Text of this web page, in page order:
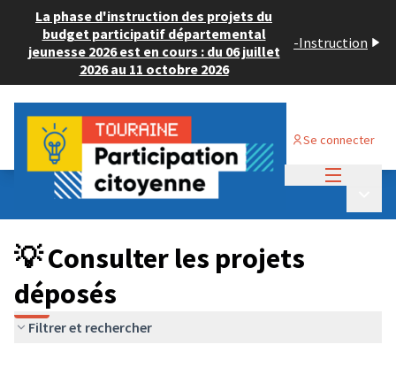
La phase d'instruction des projets du
budget participatif départemental
jeunesse 2026 est en cours : du 06 juillet
2026 au 11 octobre 2026
-Instruction
Se connecter
Budget Participatif JEUNESSE 2024
💡 Consulter les projets déposés
💡 Consulter les projets
déposés
Filtrer et rechercher